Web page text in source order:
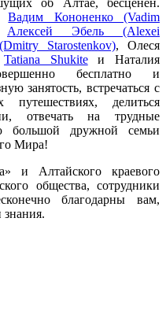
Вадим Кононенко (Vadim
Алексей Эбель (Alexei
Starostenkov), Олеся
Tatiana Shukiteи Наталия
бесплатно и
занятость, встречаться с
делиться
отвечать на трудные
большой дружной семьи
Мира!
и Алтайского краевого
общества, сотрудники
благодарны вам,
знания.